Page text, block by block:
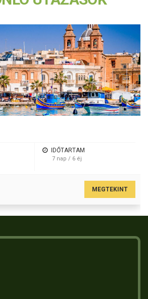
IDŐTARTAM
7 nap / 6 éj
MEGTEKINT